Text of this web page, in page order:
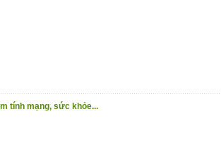
tính mạng, sức khỏe...